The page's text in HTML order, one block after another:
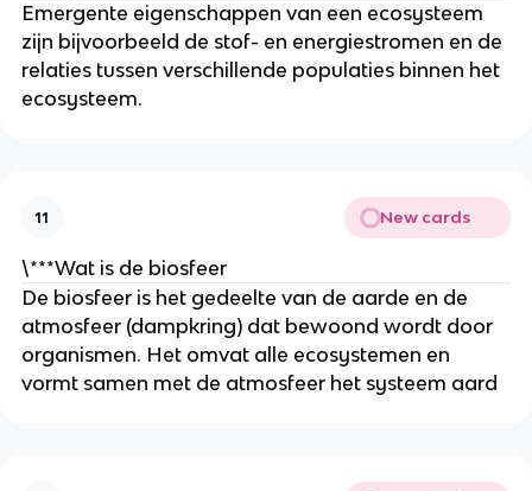
Emergente eigenschappen van een ecosysteem
zijn bijvoorbeeld de stof- en energiestromen en de
relaties tussen verschillende populaties binnen het
ecosysteem.
11 New cards
\***Wat is de biosfeer
De biosfeer is het gedeelte van de aarde en de
atmosfeer (dampkring) dat bewoond wordt door
organismen. Het omvat alle ecosystemen en
vormt samen met de atmosfeer het systeem aard